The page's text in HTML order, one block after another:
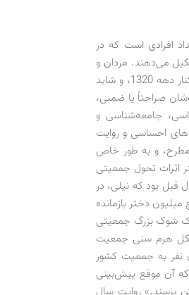
افرادی است که در
تشکیل می‌دهند. مردان و
زنانی که در یکی از سخت‌ترین شرایط اقتصادی کشور طی قرن حاضر شمسی در کنار دهه 1320، و شاید
صراحتاً یا ضمنی،
جامعه‌شناسی و
احساسی و روایت
مطرح، و به طور خاص
اثرات تحول جمعیتی
قبل بود که نیلی، در
دختر بازمانده
دهه 60 بازگردیم که کشور با یک شوک بزرگ جمعیتی
هرم سنی جمعیت
نفر به جمعیت کشور
آن موقع پیش‌بینی
کار، ازدواج و مسکن برسند.» روایت سال